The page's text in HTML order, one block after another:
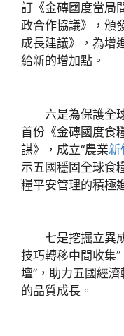
訂《金磚國度當局
政合作協議》，頒
成長建議》，為增
給新的增加點。
六是為保護全球
首份《金磚國度食
謀》，成立“農業新
示五國穩固全球食
糧平安管理的積極
七是挖掘立異成
技巧轉移中間收集
壇”，助力五國經
的品質成長。